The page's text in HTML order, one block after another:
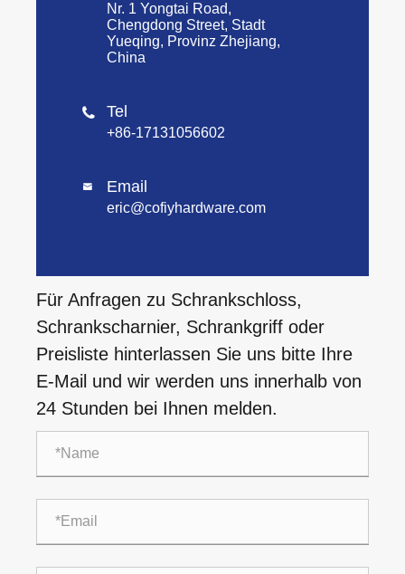
Nr. 1 Yongtai Road,
Chengdong Street, Stadt
Yueqing, Provinz Zhejiang,
China
 Tel
+86-17131056602
 Email
eric@cofiyhardware.com
Für Anfragen zu Schrankschloss,
Schrankscharnier, Schrankgriff oder
Preisliste hinterlassen Sie uns bitte Ihre
E-Mail und wir werden uns innerhalb von
24 Stunden bei Ihnen melden.